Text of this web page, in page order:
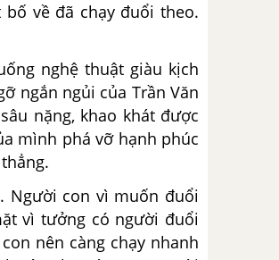
về đã chạy đuổi theo.
nghệ thuật giàu kịch
ngắn ngủi của Trần Văn
nặng, khao khát được
mình phá vỡ hạnh phúc
Người con vì muốn đuổi
vì tưởng có người đuổi
nên càng chạy nhanh